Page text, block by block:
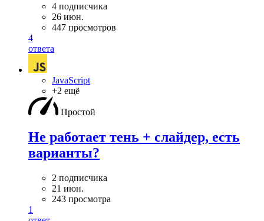
4 подписчика
26 июн.
447 просмотров
4
ответа
JavaScript
+2 ещё
Простой
Не работает тень + слайдер, есть
варианты?
2 подписчика
21 июн.
243 просмотра
1